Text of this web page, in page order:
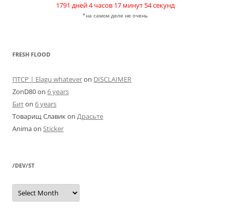
1791 дней 4 часов 17 минут 54 секунд
*на самом деле не очень
FRESH FLOOD
ПТСР | Elagu whateveron DISCLAIMER
ZonD80on 6 years
Битon 6 years
Товарищ Славикon Драсьте
Animaon Sticker
/DEV/ST
/dev/st